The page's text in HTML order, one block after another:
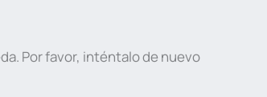
Por favor, inténtalo de nuevo